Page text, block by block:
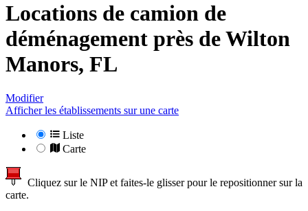
Locations de camion de
déménagement près deWilton
Manors, FL
Modifier
Afficher les établissements sur une carte
Liste
Carte
Cliquez sur le NIP et faites-le glisser pour le repositionner sur la
carte.